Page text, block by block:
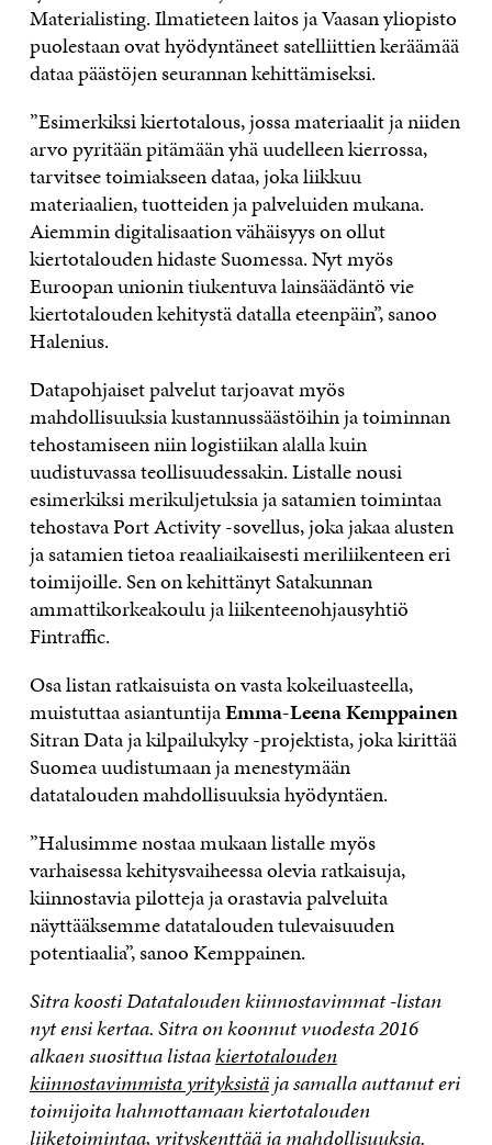
Materialisting. Ilmatieteen laitos ja Vaasan yliopisto
puolestaan ovat hyödyntäneet satelliittien keräämää
dataa päästöjen seurannan kehittämiseksi.
”Esimerkiksi kiertotalous, jossa materiaalit ja niiden
arvo pyritään pitämään yhä uudelleen kierrossa,
tarvitsee toimiakseen dataa, joka liikkuu
materiaalien, tuotteiden ja palveluiden mukana.
Aiemmin digitalisaation vähäisyys on ollut
kiertotalouden hidaste Suomessa. Nyt myös
Euroopan unionin tiukentuva lainsäädäntö vie
kiertotalouden kehitystä datalla eteenpäin”, sanoo
Halenius.
Datapohjaiset palvelut tarjoavat myös
mahdollisuuksia kustannussäästöihin ja toiminnan
tehostamiseen niin logistiikan alalla kuin
uudistuvassa teollisuudessakin. Listalle nousi
esimerkiksi merikuljetuksia ja satamien toimintaa
tehostava Port Activity -sovellus, joka jakaa alusten
ja satamien tietoa reaaliaikaisesti meriliikenteen eri
toimijoille. Sen on kehittänyt Satakunnan
ammattikorkeakoulu ja liikenteenohjausyhtiö
Fintraffic.
Osa listan ratkaisuista on vasta kokeiluasteella,
muistuttaa asiantuntijaEmma-Leena Kemppainen
Sitran Data ja kilpailukyky -projektista, joka kirittää
Suomea uudistumaan ja menestymään
datatalouden mahdollisuuksia hyödyntäen.
”Halusimme nostaa mukaan listalle myös
varhaisessa kehitysvaiheessa olevia ratkaisuja,
kiinnostavia pilotteja ja orastavia palveluita
näyttääksemme datatalouden tulevaisuuden
potentiaalia”, sanoo Kemppainen.
Sitra koosti Datatalouden kiinnostavimmat -listan
nyt ensi kertaa. Sitra on koonnut vuodesta 2016
alkaen suosittua listaakiertotalouden
kiinnostavimmista yrityksistäja samalla auttanut eri
toimijoita hahmottamaan kiertotalouden
liiketoimintaa, yrityskenttää ja mahdollisuuksia.